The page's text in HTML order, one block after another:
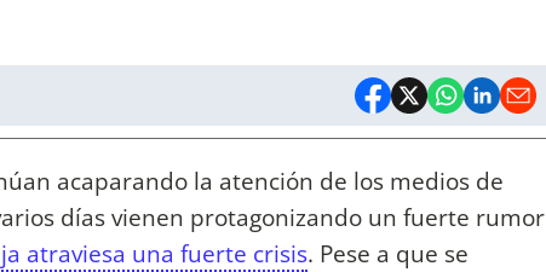
acaparando la atención de los medios de
días vienen protagonizando un fuerte rumor
atraviesa una fuerte crisis. Pese a que se